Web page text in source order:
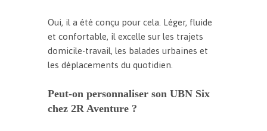
Oui, il a été conçu pour cela. Léger, fluide
et confortable, il excelle sur les trajets
domicile-travail, les balades urbaines et
les déplacements du quotidien.
Peut-on personnaliser son UBN Six
chez 2R Aventure ?